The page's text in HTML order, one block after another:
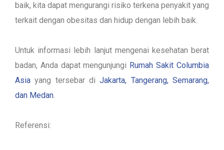
baik, kita dapat mengurangi risiko terkena penyakit yang
terkait dengan obesitas dan hidup dengan lebih baik.
Untuk informasi lebih lanjut mengenai kesehatan berat
badan, Anda dapat mengunjungi Rumah Sakit Columbia
Asia yang tersebar diJakarta, Tangerang, Semarang,
dan Medan.
Referensi: